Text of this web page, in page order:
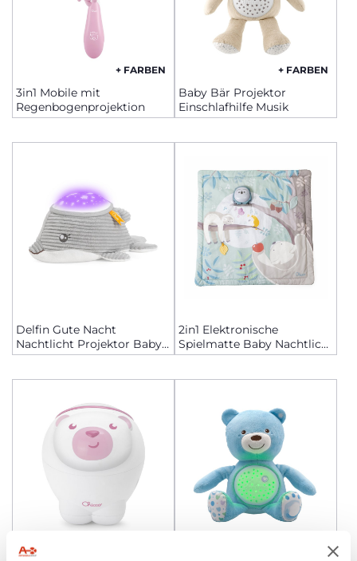
+ FARBEN
3in1 Mobile mit
Regenbogenprojektion
+ FARBEN
Baby Bär Projektor
Einschlafhilfe Musik
Delfin Gute Nacht
Nachtlicht Projektor Baby
Einschlafhilfe
2in1 Elektronische
Spielmatte Baby Nachtlicht
Musik
+ FARBEN